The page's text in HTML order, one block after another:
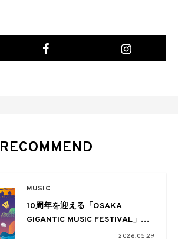
RECOMMEND
MUSIC
10周年を迎える「OSAKA
GIGANTIC MUSIC FESTIVAL」＠
大阪・舞洲スポーツアイランド。
2026.05.29